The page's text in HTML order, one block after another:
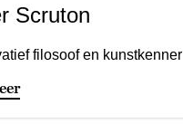
Scruton
filosoof en kunstkenner